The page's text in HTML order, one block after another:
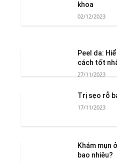
khoa
02/12/2023
Peel da:
cách tốt
27/11/2023
Trị sẹo rỗ
17/11/2023
Khám mụn
bao nhiêu?